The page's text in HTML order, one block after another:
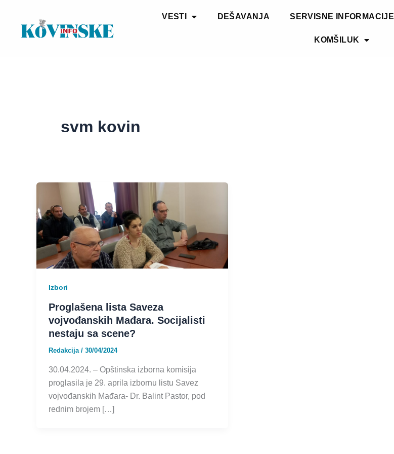
VESTI DEŠAVANJA SERVISNE INFORMACIJE
KOMŠILUK
svm kovin
Izbori
Proglašena lista Saveza
vojvođanskih Mađara. Socijalisti
nestaju sa scene?
Redakcija / 30/04/2024
30.04.2024. – Opštinska izborna komisija
proglasila je 29. aprila izbornu listu Savez
vojvođanskih Mađara- Dr. Balint Pastor, pod
rednim brojem […]